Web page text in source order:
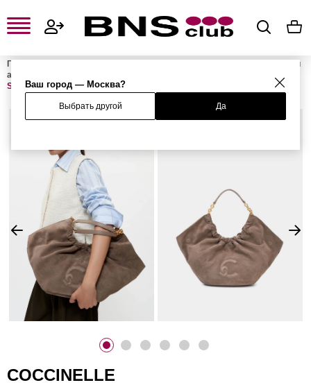
Ваш город — Москва?
Выбрать другой Да
Главная
Женские сумки и
аксессуары
SMASH SUEDE
COCCINELLE